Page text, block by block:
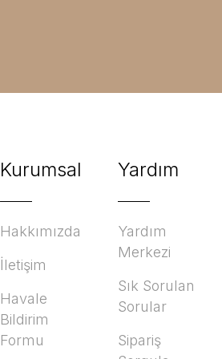
Kurumsal
Hakkımızda
İletişim
Havale
Bildirim
Formu
Yardım
Yardım
Merkezi
Sık Sorulan
Sorular
Sipariş